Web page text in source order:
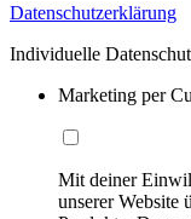
Datenschutzerklärung
Individuelle
Marketing per
Mit deiner
unserer Website